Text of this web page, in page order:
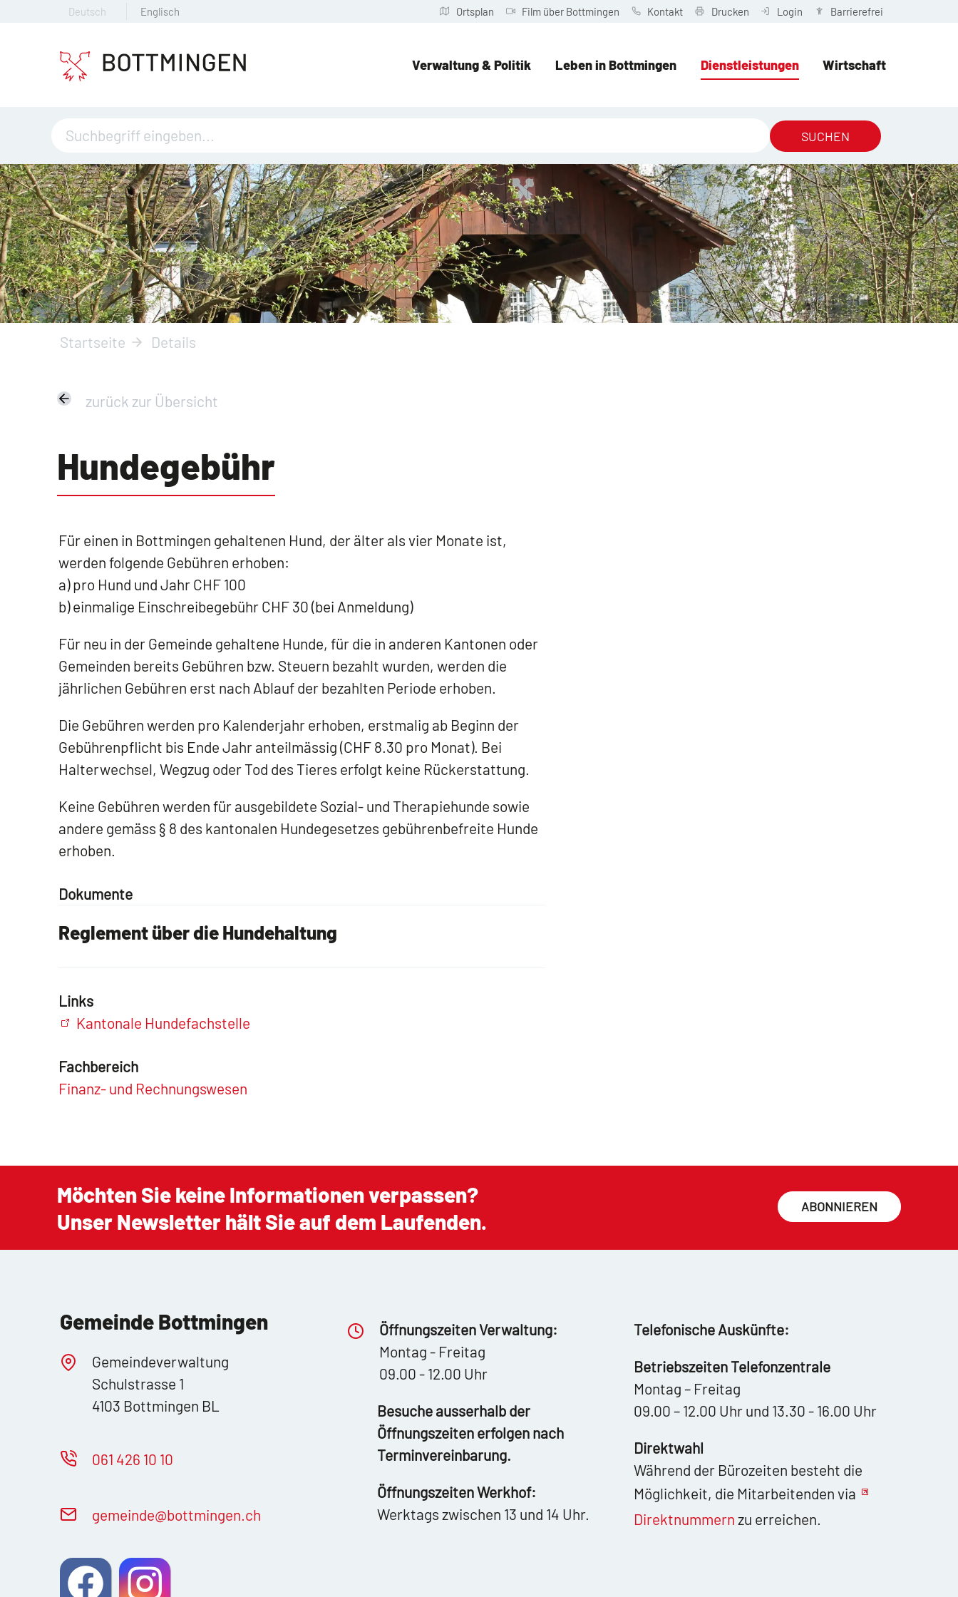
Deutsch Englisch Ortsplan Film über Bottmingen Kontakt Drucken Login Barrierefrei
Verwaltung & Politik Leben in Bottmingen Dienstleistungen Wirtschaft
SUCHEN
Startseite Details
zurück zur Übersicht
Hundegebühr
Für einen in Bottmingen gehaltenen Hund, der älter als vier Monate ist,
werden folgende Gebühren erhoben:
a) pro Hund und Jahr CHF 100
b) einmalige Einschreibegebühr CHF 30 (bei Anmeldung)
Für neu in der Gemeinde gehaltene Hunde, für die in anderen Kantonen oder
Gemeinden bereits Gebühren bzw. Steuern bezahlt wurden, werden die
jährlichen Gebühren erst nach Ablauf der bezahlten Periode erhoben.
Die Gebühren werden pro Kalenderjahr erhoben, erstmalig ab Beginn der
Gebührenpflicht bis Ende Jahr anteilmässig (CHF 8.30 pro Monat). Bei
Halterwechsel, Wegzug oder Tod des Tieres erfolgt keine Rückerstattung.
Keine Gebühren werden für ausgebildete Sozial- und Therapiehunde sowie
andere gemäss § 8 des kantonalen Hundegesetzes gebührenbefreite Hunde
erhoben.
Dokumente
Reglement über die Hundehaltung
Links
Kantonale Hundefachstelle
Fachbereich
Finanz- und Rechnungswesen
Möchten Sie keine Informationen verpassen?
Unser Newsletter hält Sie auf dem Laufenden.
ABONNIEREN
Gemeinde Bottmingen
Gemeindeverwaltung
Schulstrasse 1
4103 Bottmingen BL
061 426 10 10
g m nd b ttm ng n ch
Öffnungszeiten Verwaltung:
Montag - Freitag
09.00 - 12.00 Uhr
Besuche ausserhalb der
Öffnungszeiten erfolgen nach
Terminvereinbarung.
Öffnungszeiten Werkhof:
Werktags zwischen 13 und 14 Uhr.
Telefonische Auskünfte:
Betriebszeiten Telefonzentrale
Montag – Freitag
09.00 – 12.00 Uhr und 13.30 - 16.00 Uhr
Direktwahl
Während der Bürozeiten besteht die
Möglichkeit, die Mitarbeitenden via
Direktnummern zu erreichen.